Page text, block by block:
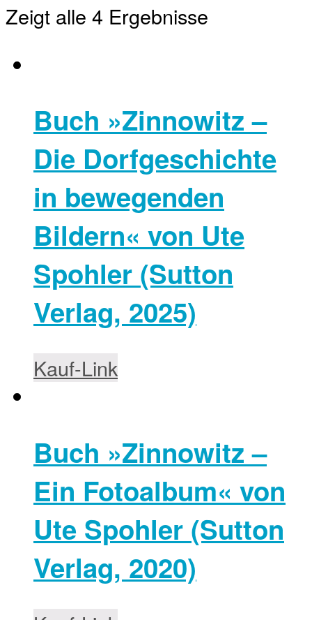
Zeigt alle 4 Ergebnisse
Buch »Zinnowitz –
Die Dorfgeschichte
in bewegenden
Bildern« von Ute
Spohler (Sutton
Verlag, 2025)
Kauf-Link
Buch »Zinnowitz –
Ein Fotoalbum« von
Ute Spohler (Sutton
Verlag, 2020)